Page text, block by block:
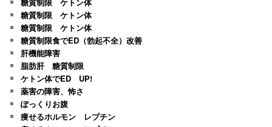
糖質制限 ケトン体
糖質制限 ケトン体
糖質制限食でED（勃起不全）改善
肝機能障害
脂肪肝 糖質制限
ケトン体でED UP!
薬害の障害、怖さ
ぽっくりお腹
痩せるホルモン レプチン